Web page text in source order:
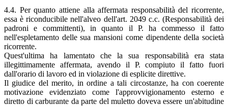
4.4. Per quanto attiene alla affermata responsabilità del ricorrente,
essa è riconducibile nell'alveo dell'art. 2049 c.c. (Responsabilità dei
padroni e committenti), in quanto il P. ha commesso il fatto
nell'espletamento delle sua mansioni come dipendente della società
ricorrente.
Quest'ultima ha lamentato che la sua responsabilità era stata
illegittimamente affermata, avendo il P. compiuto il fatto fuori
dall'orario di lavoro ed in violazione di esplicite direttive.
Il giudice del merito, in ordine a tali circostanze, ha con coerente
motivazione evidenziato come l'approvvigionamento esterno e
diretto di carburante da parte del muletto doveva essere un'abitudine